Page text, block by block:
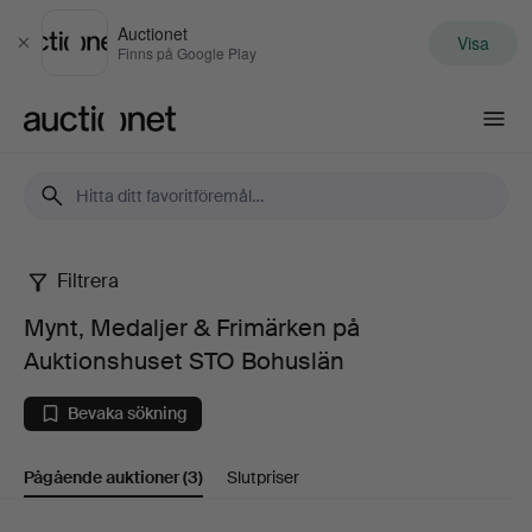
Stäng
Auctionet
Finns på Google Play Visa
Mynt,
Medaljer
&
Frimärken
Filtrera
Mynt, Medaljer & Frimärken på
Auktionshuset STO Bohuslän
Bevaka sökning
Pågående auktioner(3) Slutpriser